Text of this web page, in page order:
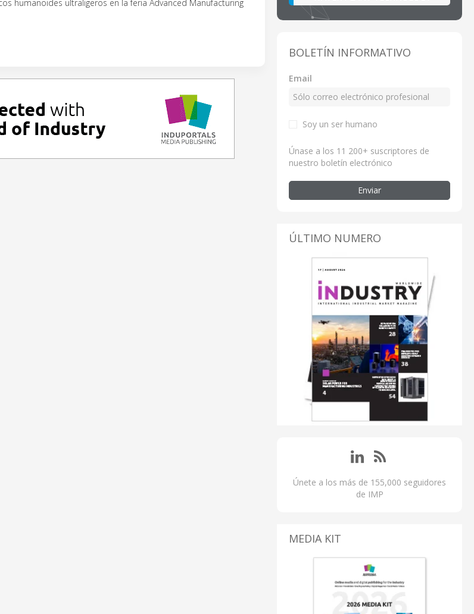
humanoides ultraligeros en la feria Advanced Manufacturing
BOLETÍN INFORMATIVO
Email
Soy un ser humano
Únase a los 11 200+ suscriptores de
nuestro boletín electrónico
Enviar
ÚLTIMO NUMERO
Únete a los más de 155,000 seguidores
de IMP
MEDIA KIT